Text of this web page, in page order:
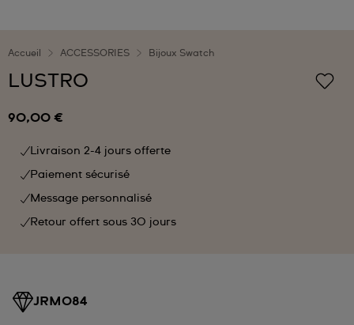
Accueil ACCESSORIES Bijoux Swatch
LUSTRO
90,00 €
Livraison 2-4 jours offerte
Paiement sécurisé
Message personnalisé
Retour offert sous 30 jours
JRM084